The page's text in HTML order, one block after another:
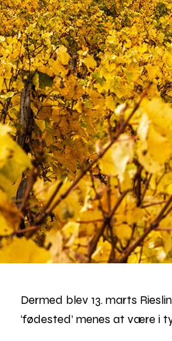
Dermed blev 13. marts
‘fødested’ menes at være i